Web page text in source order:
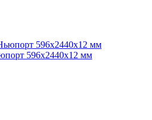
596х2440х12 мм